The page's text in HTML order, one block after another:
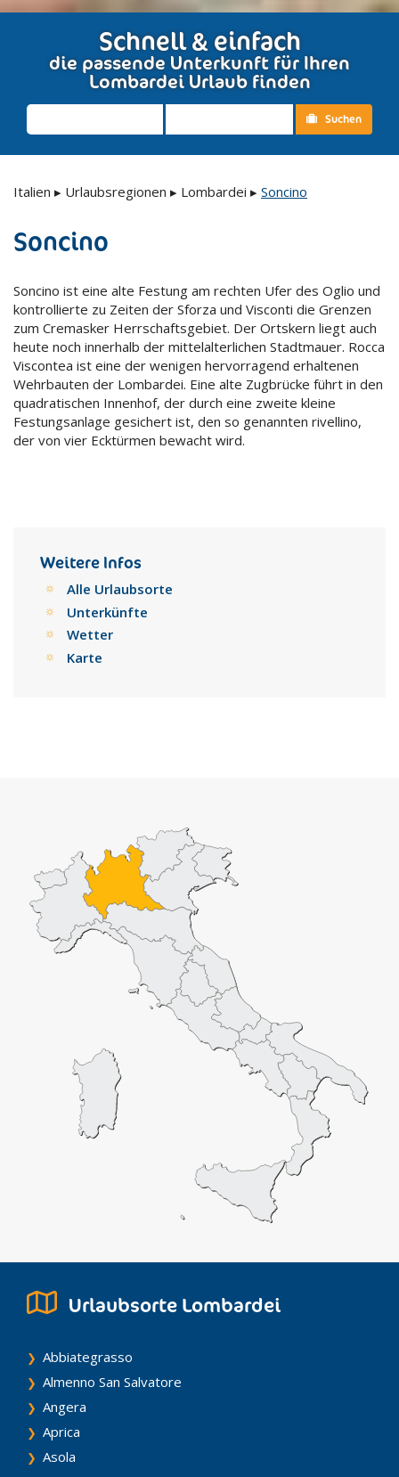
Schnell & einfach
die passende Unterkunft für Ihren
Lombardei Urlaub finden
Suchen
Italien ▸ Urlaubsregionen ▸ Lombardei ▸ Soncino
Soncino
Soncino ist eine alte Festung am rechten Ufer des Oglio und
kontrollierte zu Zeiten der Sforza und Visconti die Grenzen
zum Cremasker Herrschaftsgebiet. Der Ortskern liegt auch
heute noch innerhalb der mittelalterlichen Stadtmauer. Rocca
Viscontea ist eine der wenigen hervorragend erhaltenen
Wehrbauten der Lombardei. Eine alte Zugbrücke führt in den
quadratischen Innenhof, der durch eine zweite kleine
Festungsanlage gesichert ist, den so genannten rivellino,
der von vier Ecktürmen bewacht wird.
Weitere Infos
Alle Urlaubsorte
Unterkünfte
Wetter
Karte
Urlaubsorte Lombardei
Abbiategrasso
Almenno San Salvatore
Angera
Aprica
Asola